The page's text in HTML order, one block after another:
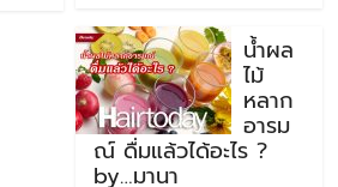
น้ำผล
ไม้
หลาก
อารม
ณ์ ดื่มแล้วได้อะไร ?
by…มานา